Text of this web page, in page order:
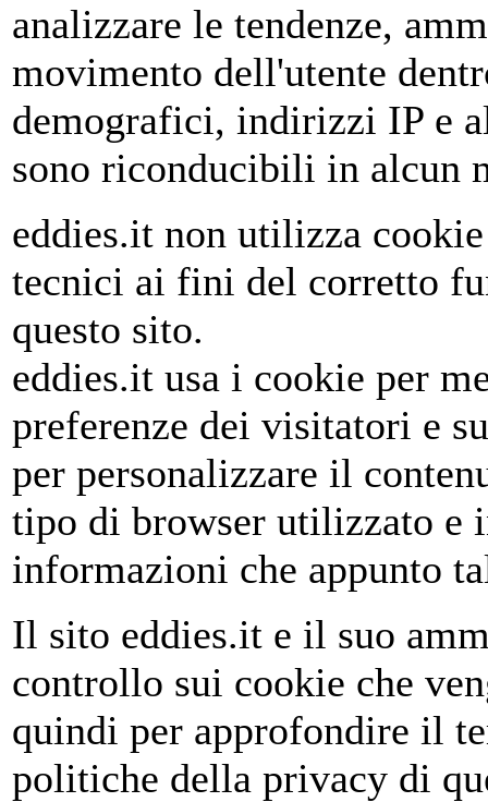
analizzare le tendenze,
movimento dell'utente
demografici, indirizzi IP e
sono riconducibili in alcun
eddies.it non utilizza
tecnici ai fini del corretto
questo sito.
eddies.it usa i cookie per
preferenze dei visitatori e
per personalizzare il
tipo di browser utilizzato e
informazioni che appunto
Il sito eddies.it e il suo
controllo sui cookie che
quindi per approfondire il
politiche della privacy di